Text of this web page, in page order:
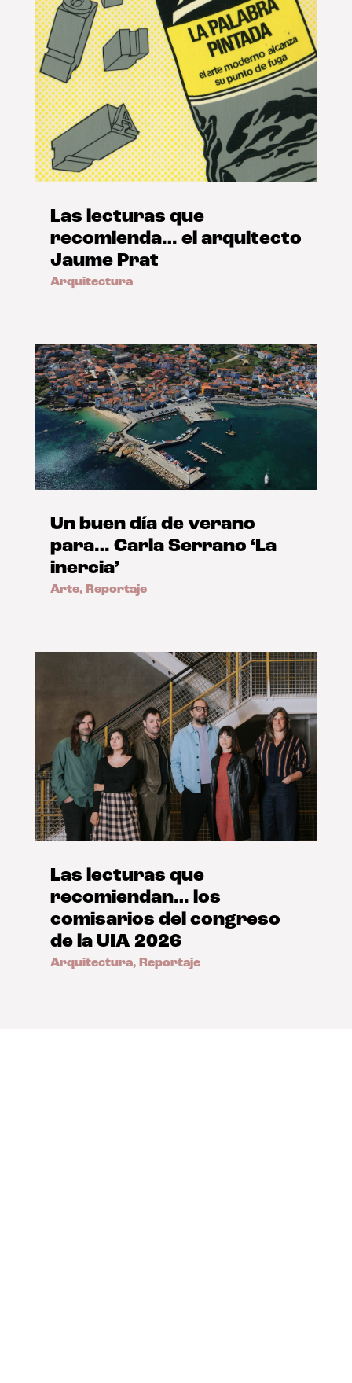
Las lecturas que
recomienda… el arquitecto
Jaume Prat
Arquitectura
Un buen día de verano
para… Carla Serrano ‘La
inercia’
Arte, Reportaje
Las lecturas que
recomiendan… los
comisarios del congreso
de la UIA 2026
Arquitectura, Reportaje